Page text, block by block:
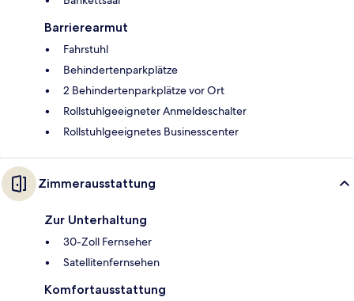
Barrierearmut
Fahrstuhl
Behindertenparkplätze
2 Behindertenparkplätze vor Ort
Rollstuhlgeeigneter Anmeldeschalter
Rollstuhlgeeignetes Businesscenter
Zimmerausstattung
Zur Unterhaltung
30-Zoll Fernseher
Satellitenfernsehen
Komfortausstattung